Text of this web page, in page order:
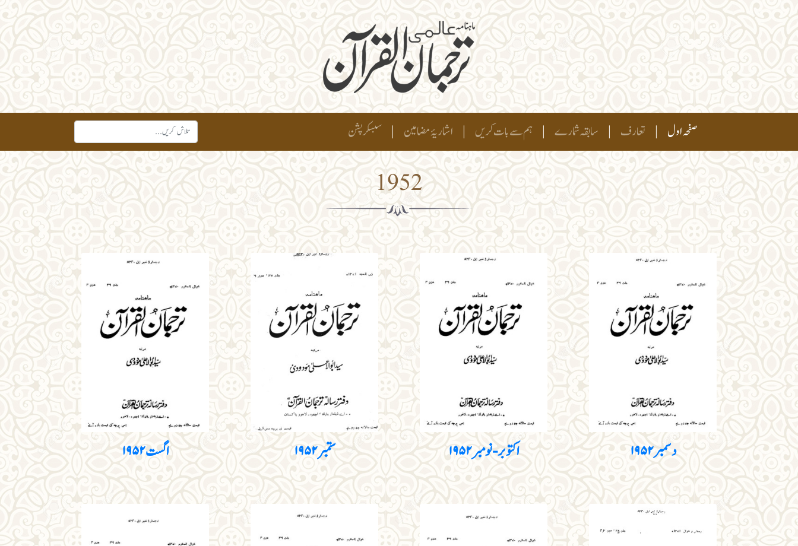
صفحہ اول | تعارف | سابقہ شمارے | ہم سے بات کریں | اشاریۂ مضامین | سبسکرپشن
1952
دسمبر ۱۹۵۲ اکتوبر - نومبر ۱۹۵۲ ستمبر ۱۹۵۲ اگست ۱۹۵۲